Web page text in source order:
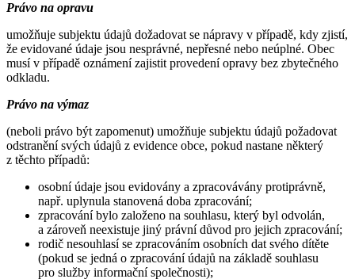
Právo na opravu
umožňuje subjektu údajů dožadovat se nápravy v případě, kdy zjistí,
že evidované údaje jsou nesprávné, nepřesné nebo neúplné. Obec
musí v případě oznámení zajistit provedení opravy bez zbytečného
odkladu.
Právo na výmaz
(neboli právo být zapomenut) umožňuje subjektu údajů požadovat
odstranění svých údajů z evidence obce, pokud nastane některý
z těchto případů:
osobní údaje jsou evidovány a zpracovávány protiprávně,
např. uplynula stanovená doba zpracování;
zpracování bylo založeno na souhlasu, který byl odvolán,
a zároveň neexistuje jiný právní důvod pro jejich zpracování;
rodič nesouhlasí se zpracováním osobních dat svého dítěte
(pokud se jedná o zpracování údajů na základě souhlasu
pro služby informační společnosti);